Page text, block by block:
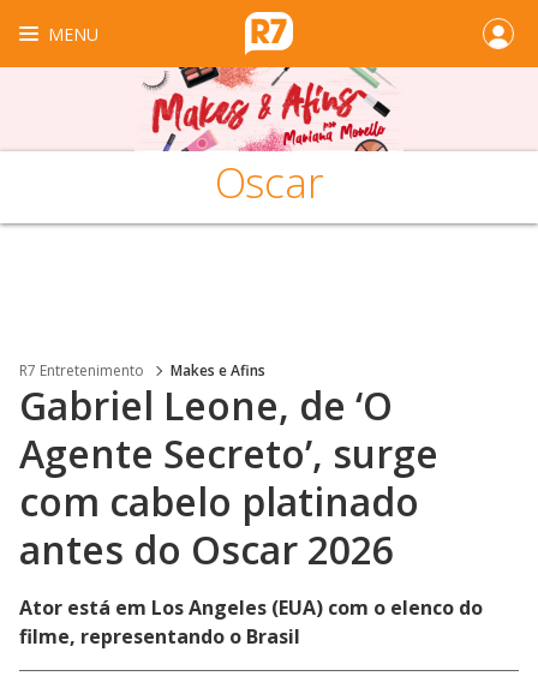
MENU
Oscar
R7 Entretenimento Makes e Afins
Gabriel Leone, de ‘O
Agente Secreto’, surge
com cabelo platinado
antes do Oscar 2026
Ator está em Los Angeles (EUA) com o elenco do
filme, representando o Brasil